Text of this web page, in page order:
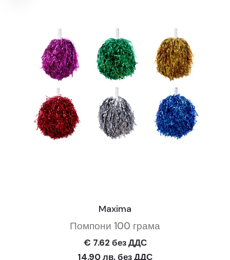
Maxima
Помпони 100 грама
€ 7.62 без ДДС
14.90 лв. без ДДС